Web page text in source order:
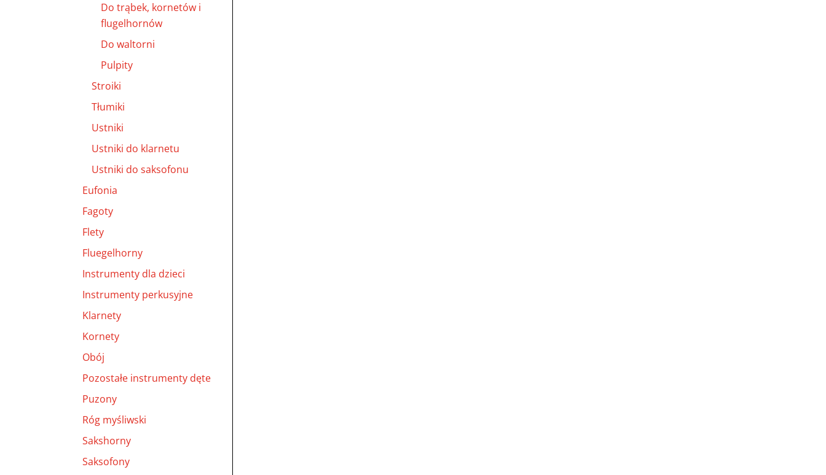
Do trąbek, kornetów i
flugelhornów
Do waltorni
Pulpity
Stroiki
Tłumiki
Ustniki
Ustniki do klarnetu
Ustniki do saksofonu
Eufonia
Fagoty
Flety
Fluegelhorny
Instrumenty dla dzieci
Instrumenty perkusyjne
Klarnety
Kornety
Obój
Pozostałe instrumenty dęte
Puzony
Róg myśliwski
Sakshorny
Saksofony